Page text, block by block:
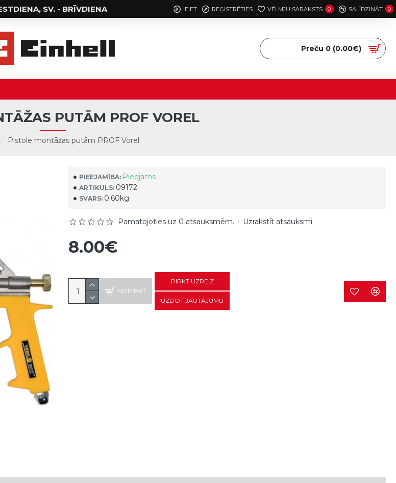
SV. - BRĪVDIENA IEIET REĢISTRĒTIES VĒLMJU SARAKSTS 0 SALĪDZINĀT 0
Preču 0 (0.00€)
Pistole montāžas putām PROF Vorel
PUTĀM PROF VOREL
PIEEJAMĪBA: Pieejams
ARTIKULS: 09172
SVARS: 0.60kg
Pamatojoties uz 0 atsauksmēm. - Uzrakstīt atsauksmi
8.00€
NOPIRKT
PIRKT UZREIZ
UZDOT JAUTĀJUMU